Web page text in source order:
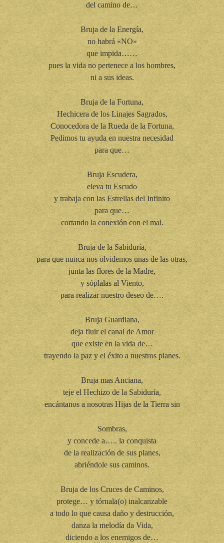
del camino de…
Bruja de la Energía,
no habrá «NO»
que impida……
pues la vida no pertenece a los hombres,
ni a sus ideas.
Bruja de la Fortuna,
Hechicera de los Linajes Sagrados,
Conocedora de la Rueda de la Fortuna,
Pedimos tu ayuda en nuestra necesidad
para que…
Bruja Escudera,
eleva tu Escudo
y trabaja con las Estrellas del Infinito
para que…
cortando la conexión con el mal.
Bruja de la Sabiduría,
para que nunca nos olvidemos unas de las otras,
junta las flores de la Madre,
y sóplalas al Viento,
para realizar nuestro deseo de….
Bruja Guardiana,
deja fluir el canal de Amor
que existe en la vida de…
trayendo la paz y el éxito a nuestros planes.
Bruja mas Anciana,
teje el Hechizo de la Sabiduría,
encántanos a nosotras Hijas de la Tierra sin
Sombras,
y concede a….. la conquista
de la realización de sus planes,
abriéndole sus caminos.
Bruja de los Cruces de Caminos,
protege… y tórnala(o) inalcanzable
a todo lo que causa daño y destrucción,
danza la melodía da Vida,
diciendo a los enemigos de…